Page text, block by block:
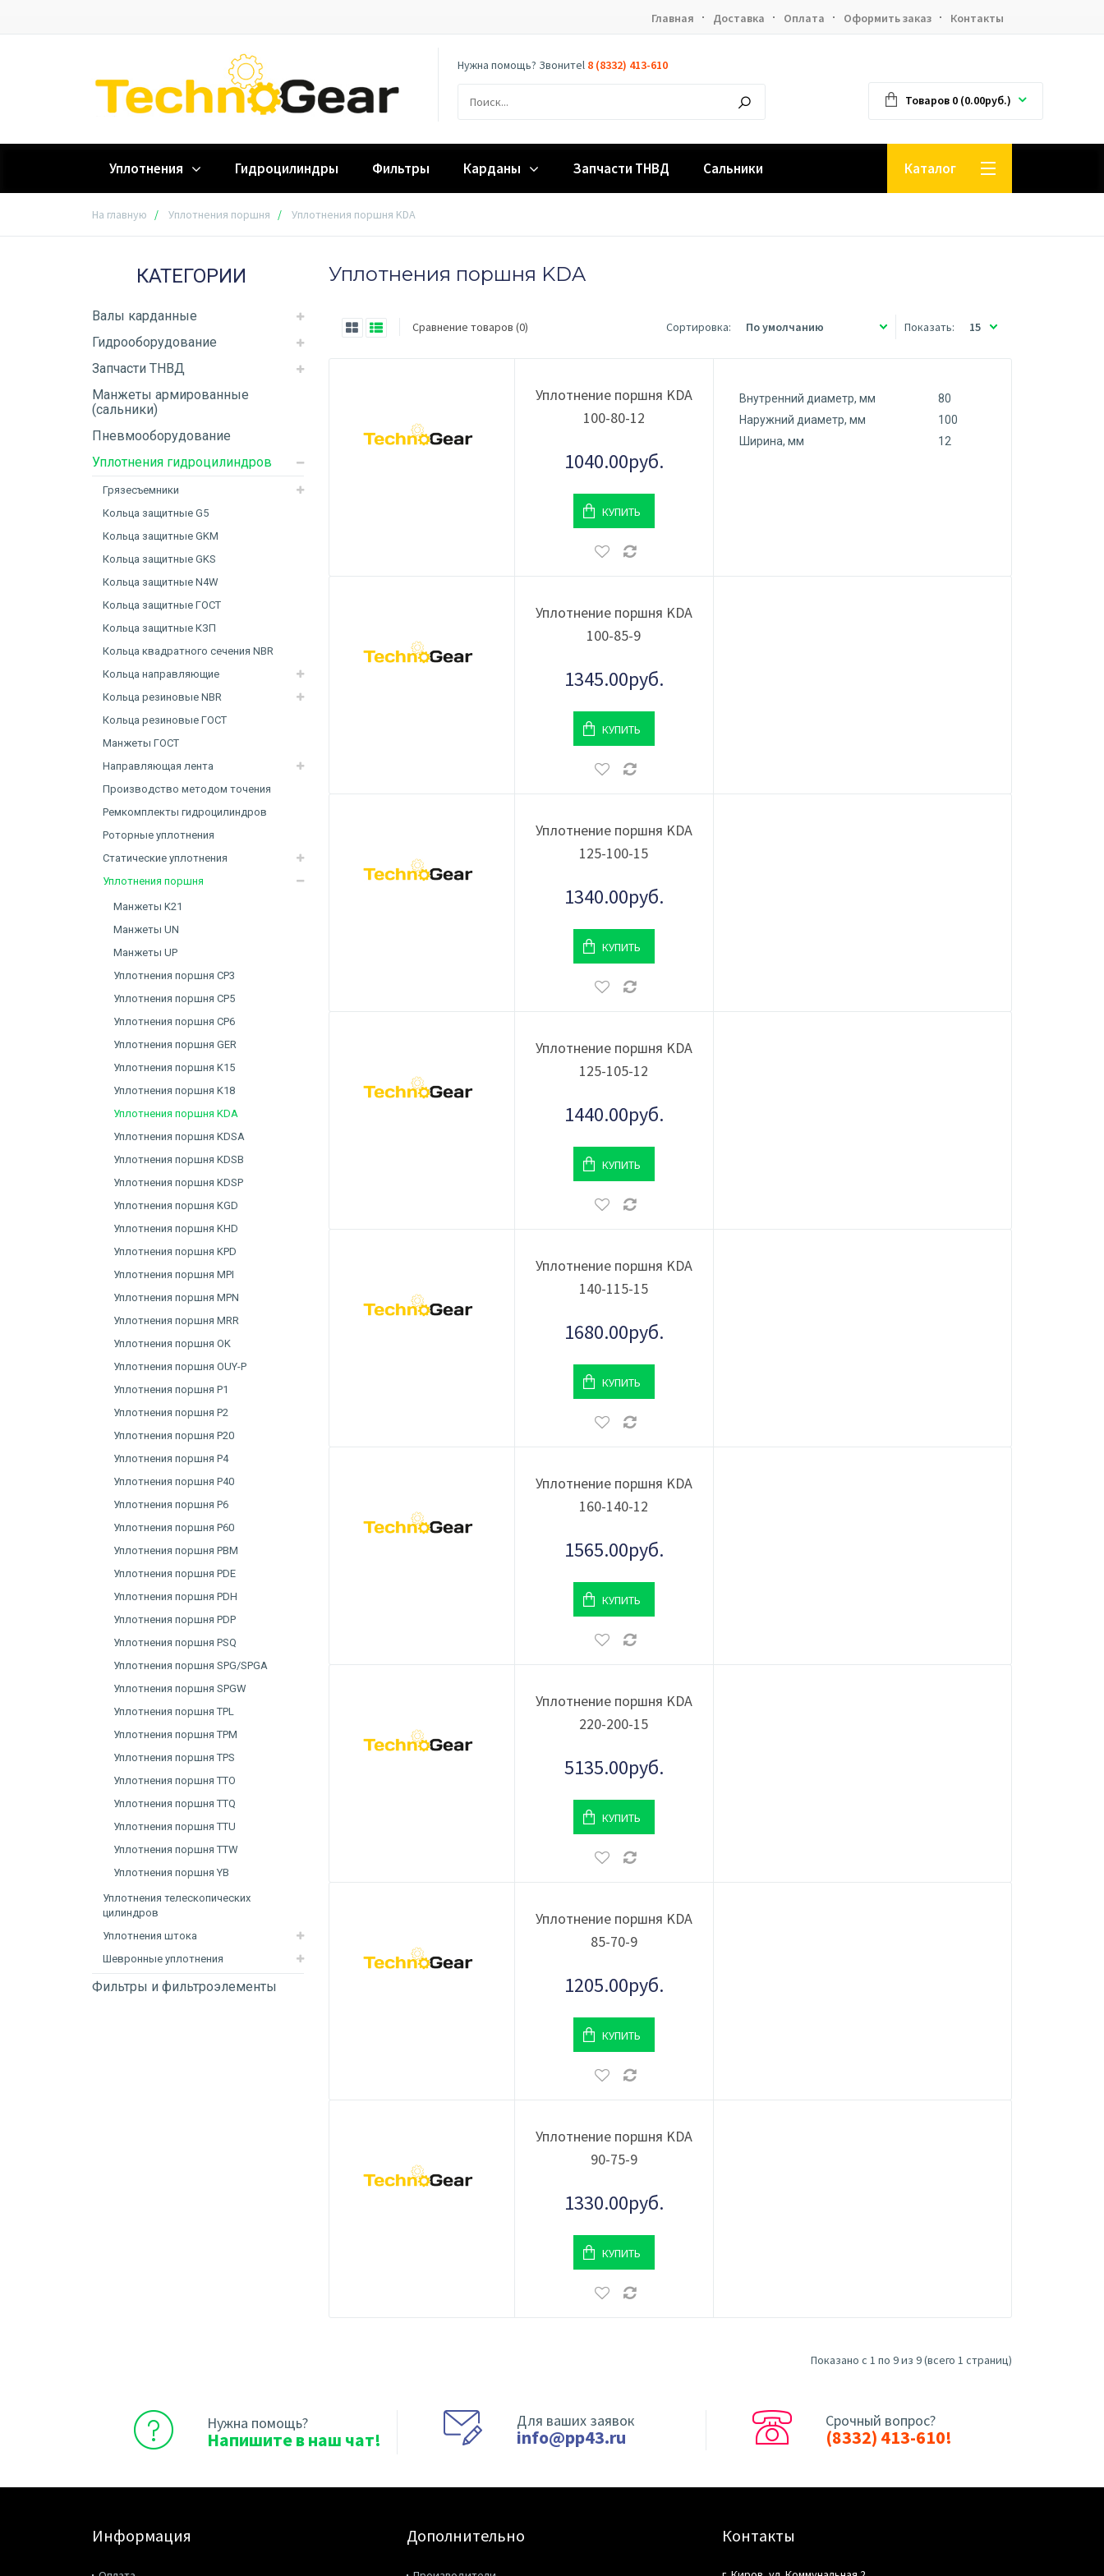
Главная Доставка Оплата Оформить заказ Контакты
Нужна помощь? Звонитеl 8 (8332) 413-610
Товаров 0 (0.00руб.)
Уплотнения Гидроцилиндры Фильтры Карданы Запчасти ТНВД Каталог
Сальники
На главную Уплотнения поршня Уплотнения поршня KDA
КАТЕГОРИИ
Валы карданные
Гидрооборудование
Запчасти ТНВД
Манжеты армированные
(сальники)
Пневмооборудование
Уплотнения гидроцилиндров
Грязесъемники
Кольца защитные G5
Кольца защитные GKM
Кольца защитные GKS
Кольца защитные N4W
Кольца защитные ГОСТ
Кольца защитные КЗП
Кольца квадратного сечения NBR
Кольца направляющие
Кольца резиновые NBR
Кольца резиновые ГОСТ
Манжеты ГОСТ
Направляющая лента
Производство методом точения
Ремкомплекты гидроцилиндров
Роторные уплотнения
Статические уплотнения
Уплотнения поршня
Манжеты K21
Манжеты UN
Манжеты UP
Уплотнения поршня CP3
Уплотнения поршня CP5
Уплотнения поршня CP6
Уплотнения поршня GER
Уплотнения поршня K15
Уплотнения поршня K18
Уплотнения поршня KDA
Уплотнения поршня KDSA
Уплотнения поршня KDSB
Уплотнения поршня KDSP
Уплотнения поршня KGD
Уплотнения поршня KHD
Уплотнения поршня KPD
Уплотнения поршня MPI
Уплотнения поршня MPN
Уплотнения поршня MRR
Уплотнения поршня OK
Уплотнения поршня OUY-P
Уплотнения поршня P1
Уплотнения поршня P2
Уплотнения поршня P20
Уплотнения поршня P4
Уплотнения поршня P40
Уплотнения поршня P6
Уплотнения поршня P60
Уплотнения поршня PBM
Уплотнения поршня PDE
Уплотнения поршня PDH
Уплотнения поршня PDP
Уплотнения поршня PSQ
Уплотнения поршня SPG/SPGA
Уплотнения поршня SPGW
Уплотнения поршня TPL
Уплотнения поршня TPM
Уплотнения поршня TPS
Уплотнения поршня TTO
Уплотнения поршня TTQ
Уплотнения поршня TTU
Уплотнения поршня TTW
Уплотнения поршня YB
Уплотнения телескопических
цилиндров
Уплотнения штока
Шевронные уплотнения
Фильтры и фильтроэлементы
Уплотнения поршня KDA
Сравнение товаров (0) Сортировка: Показать:
Уплотнение поршня KDA
100-80-12
1040.00руб.
КУПИТЬ
Внутренний диаметр, мм
80
Наружний диаметр, мм
100
Ширина, мм
12
Уплотнение поршня KDA
100-85-9
1345.00руб.
КУПИТЬ
Уплотнение поршня KDA
125-100-15
1340.00руб.
КУПИТЬ
Уплотнение поршня KDA
125-105-12
1440.00руб.
КУПИТЬ
Уплотнение поршня KDA
140-115-15
1680.00руб.
КУПИТЬ
Уплотнение поршня KDA
160-140-12
1565.00руб.
КУПИТЬ
Уплотнение поршня KDA
220-200-15
5135.00руб.
КУПИТЬ
Уплотнение поршня KDA
85-70-9
1205.00руб.
КУПИТЬ
Уплотнение поршня KDA
90-75-9
1330.00руб.
КУПИТЬ
Показано с 1 по 9 из 9 (всего 1 страниц)
Нужна помощь?
Напишите в наш чат!
Для ваших заявок
info@pp43.ru
Срочный вопрос?
(8332) 413-610!
Информация Дополнительно Контакты